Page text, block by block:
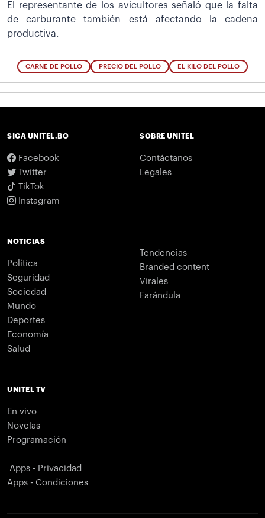
El representante de los avicultores señaló que la falta
de carburante también está afectando la cadena
productiva.
CARNE DE POLLO PRECIO DEL POLLO EL KILO DEL POLLO
SIGA UNITEL.BO
Facebook
Twitter
TikTok
Instagram
SOBRE UNITEL
Contáctanos
Legales
NOTICIAS
Política
Seguridad
Sociedad
Mundo
Deportes
Economía
Salud
Tendencias
Branded content
Virales
Farándula
UNITEL TV
En vivo
Novelas
Programación
Apps - Privacidad
Apps - Condiciones